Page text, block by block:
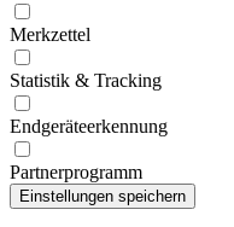
Merkzettel
Statistik & Tracking
Endgeräteerkennung
Partnerprogramm